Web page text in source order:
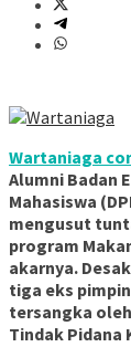
Wartaniaga
Alumni Badan
Mahasiswa
mengusut
program
akarnya.
tiga eks
tersangka
Tindak Pidana